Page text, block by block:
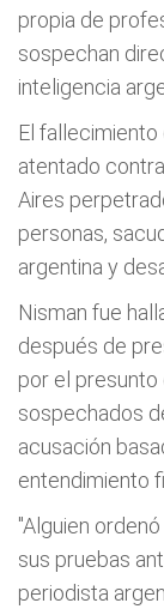
propia de
sospechan
inteligencia
El
atentado
Aires
personas,
argentina y
Nisman fue
después de
por el presunto
sospechados
acusación
entendimiento
"Alguien
sus pruebas
periodista